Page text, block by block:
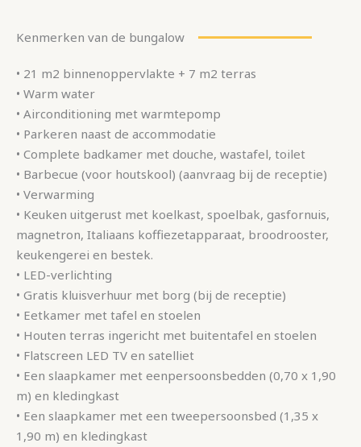
Kenmerken van de bungalow
• 21 m2 binnenoppervlakte + 7 m2 terras
• Warm water
• Airconditioning met warmtepomp
• Parkeren naast de accommodatie
• Complete badkamer met douche, wastafel, toilet
• Barbecue (voor houtskool) (aanvraag bij de receptie)
• Verwarming
• Keuken uitgerust met koelkast, spoelbak, gasfornuis,
magnetron, Italiaans koffiezetapparaat, broodrooster,
keukengerei en bestek.
• LED-verlichting
• Gratis kluisverhuur met borg (bij de receptie)
• Eetkamer met tafel en stoelen
• Houten terras ingericht met buitentafel en stoelen
• Flatscreen LED TV en satelliet
• Een slaapkamer met eenpersoonsbedden (0,70 x 1,90
m) en kledingkast
• Een slaapkamer met een tweepersoonsbed (1,35 x
1,90 m) en kledingkast